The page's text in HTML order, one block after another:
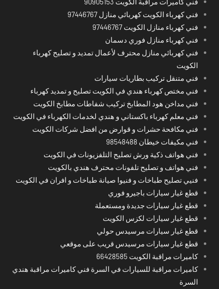
فني كهرباء الكويت كهربائي منازل 97446767
فني كهرباء منازل الكويت 97446767
فني كهرباء منازل فوري دسمان
فني كهربائي منازل محترف لأعمال تمديد و تصليح كهرباء
الكويت
فني متنقل تركيب بطاريات سيارات
فني مختص كهرباء هندي في الكويت تصليح و تمديد كهرباء
فني مداخن هود المطابخ تركيب شفاطات مطابخ الكويت
فني معلم كهرباء باكستاني و هندي لخدمات الكهرباء في الكويت
فني مكافحة حشرات و قوارض من افضل شركات الكويت
فني مكيفات خيطان 98548488
فني هواتف ذكية ورش تصليح التلفزيونات في الكويت
فني هواتف و تصليح تلفونات محترف هندي بالكويت
فنيي تصليح طباخات و فنيوا صيانة طباخات و افران في الكويت
قطع غيار سيارات باجيرو فوري
قطع غيار سيارات جديدة ومستعملة
قطع غيار سيارات لكزس الكويت
قطع غيار سيارات مرسيدس حولي
قطع غيار سيارات مرسيدس قريب على موقعي
كاميرات مراقبة الكويت 66428585
كاميرات مراقبة للسيارات في السرة فني كاميرات مراقبة هندي
السرة